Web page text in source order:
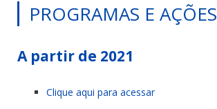
PROGRAMAS E AÇÕES
A partir de 2021
Clique aqui para acessar